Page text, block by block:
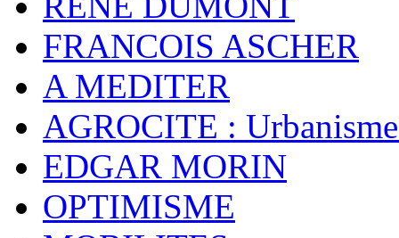
FRANCOIS ASCHER
A MEDITER
AGROCITE :
EDGAR MORIN
OPTIMISME